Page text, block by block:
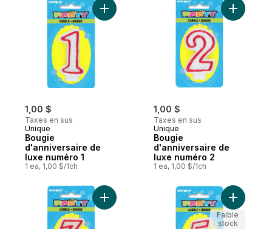
1,00 $
Taxes en sus
Unique
Bougie
d'anniversaire de
luxe numéro 1
1 ea, 1,00 $/1ch
Ajouter Bougie d'anniversaire de luxe
1,00 $
Taxes en sus
Unique
Bougie
d'anniversaire de
luxe numéro 2
1 ea, 1,00 $/1ch
Ajouter
Ajouter Bougie d'anniversaire de luxe
Ajouter
Faible
stock